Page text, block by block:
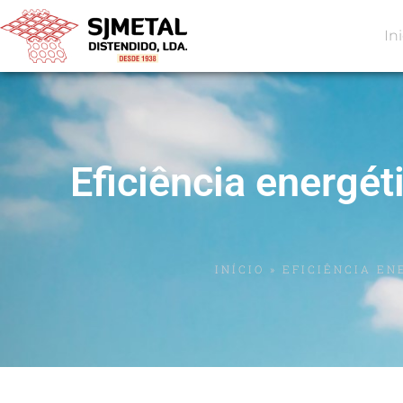
Eficiência
INÍCIO » EFICIÊNCIA